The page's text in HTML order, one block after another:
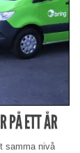
PÅ ETT ÅR
samma nivå